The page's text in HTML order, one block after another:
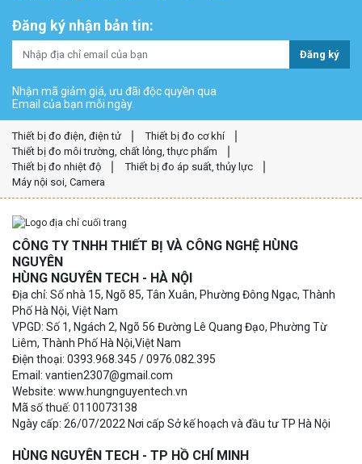
Đăng ký nhận bản tin:
Đăng ký
Nhận mã giảm giá, ưu đãi độc quyền qua
Email của bạn mỗi ngày.
Thiết bị đo điện, điện tử
Thiết bị đo cơ khí
Thiết bị đo môi trường, chất lỏng, thực phẩm
Thiết bị đo nhiệt độ
Thiết bị đo áp suất, thủy lực
Máy nội soi, Camera
CÔNG TY TNHH THIẾT BỊ VÀ CÔNG NGHỆ HÙNG
NGUYÊN
HÙNG NGUYÊN TECH - HÀ NỘI
Địa chỉ: Số nhà 15, Ngõ 85, Tân Xuân, Phường Đông Ngạc, Thành
Phố Hà Nội, Việt Nam
VPGD: Số 1, Ngách 2, Ngõ 56 Đường Lê Quang Đạo, Phường Từ
Liêm, Thành Phố Hà Nội,Việt Nam
Điện thoại: 0393.968.345 / 0976.082.395
Email: vantien2307@gmail.com
Website: www.hungnguyentech.vn
Mã số thuế: 0110073138
Ngày cấp: 26/07/2022 Nơi cấp Sở kế hoạch và đầu tư TP Hà Nội
HÙNG NGUYÊN TECH - TP HỒ CHÍ MINH